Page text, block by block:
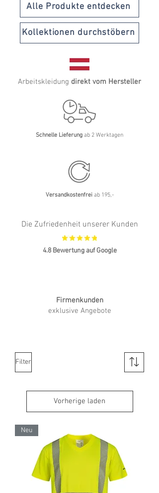
Alle Produkte entdecken
Kollektionen durchstöbern
Arbeitskleidung direkt vom Hersteller
Schnelle Lieferung ab 2 Werktagen
Versandkostenfrei ab 195,-
Die Zufriedenheit unserer Kunden
4.8 Bewertung auf Google
Firmenkunden
exklusive Angebote
Filter
Vorherige laden
Neu